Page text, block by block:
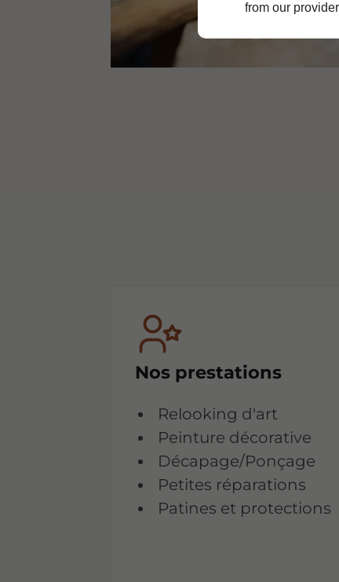
from our
Nos prestations
Relooking d'art
Peinture décorative
Décapage/Ponçage
Petites réparations
Patines et protections